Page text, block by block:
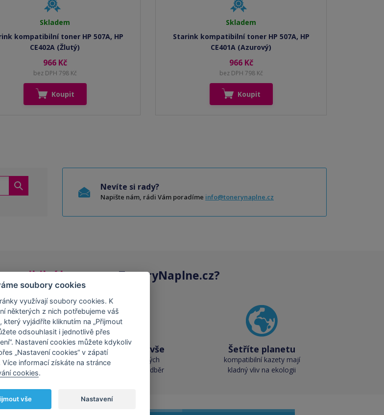
Skladem
kompatibilní toner HP 507A, HP
CE402A (Žlutý)
966 Kč
bez DPH 798 Kč
Koupit
Skladem
Starink kompatibilní toner HP 507A, HP
CE401A (Azurový)
966 Kč
bez DPH 798 Kč
Koupit
Nevíte si rady?
Napište nám, rádi Vám poradíme info@tonerynaplne.cz
kazetyna ToneryNaplne.cz?
s
Skladem téměř vše
přes 50 000 skladových
zásob pro okamžitý odběr
Šetříte planetu
kompatibilní kazety mají
kladný vliv na ekologii
soubory cookies
využívají soubory cookies. K
některých z nich potřebujeme váš
který vyjádříte kliknutím na „Přijmout
odsouhlasit i jednotlivě přes
Nastavení cookies můžete kdykoliv
„Nastavení cookies“ v zápatí
Více informací získáte na stránce
cookies.
vše Nastavení